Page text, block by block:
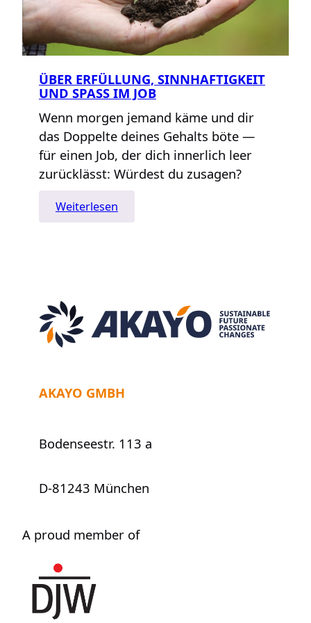
ÜBER ERFÜLLUNG, SINNHAFTIGKEIT
UND SPASS IM JOB
Wenn morgen jemand käme und dir
das Doppelte deines Gehalts böte —
für einen Job, der dich innerlich leer
zurücklässt: Würdest du zusagen?
Weiterlesen
Über
Job
AKAYO GMBH
Bodenseestr. 113 a
D-81243 München
A proud member of